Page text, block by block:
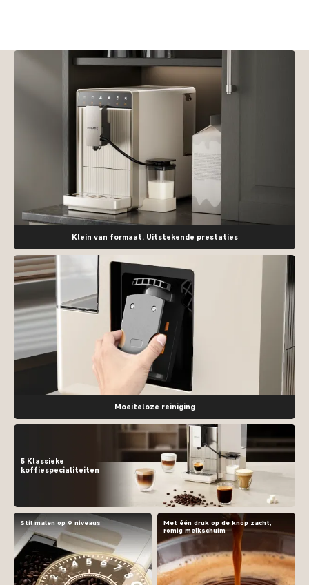
Klein van formaat. Uitstekende prestaties
Moeiteloze reiniging
5 Klassieke
koffiespecialiteiten
Stil malen op 9 niveaus
Met één druk op de knop zacht,
romig melkschuim